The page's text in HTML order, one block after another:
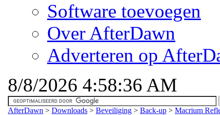
Software toevoegen
Over AfterDawn
Adverteren op
8/8/2026 4:58:36 AM
AfterDawn > Downloads > Beveiliging > Back-up > Macrium